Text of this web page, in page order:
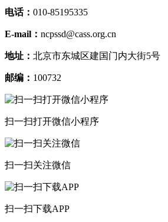
电话： 010-85195335
E-mail： ncpssd@cass.org.cn
地址： 北京市东城区建国门内大街5号
邮编： 100732
扫一扫打开微信小程序
扫一扫关注微信
扫一扫下载APP